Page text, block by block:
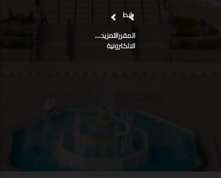
رابط
المقررات
الالكترونية
المزيد....